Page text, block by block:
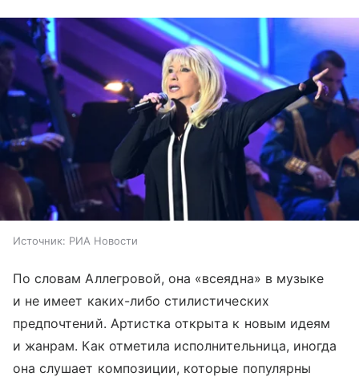
Источник: РИА Новости
По словам Аллегровой, она «всеядна» в музыке
и не имеет каких-либо стилистических
предпочтений. Артистка открыта к новым идеям
и жанрам. Как отметила исполнительница, иногда
она слушает композиции, которые популярны